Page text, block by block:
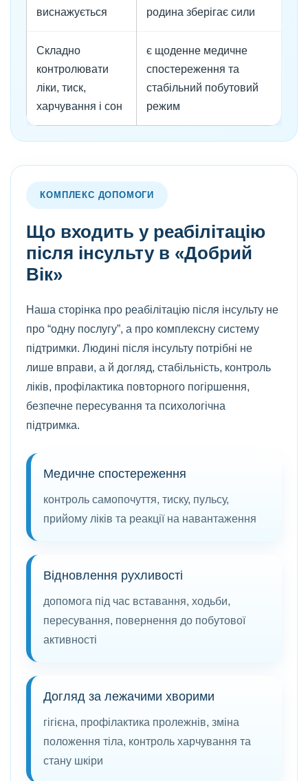
виснажується
родина зберігає сили
Складно
контролювати
ліки, тиск,
харчування і сон
є щоденне медичне
спостереження та
стабільний побутовий
режим
КОМПЛЕКС ДОПОМОГИ
Що входить у реабілітацію
після інсульту в «Добрий
Вік»
Наша сторінка про реабілітацію після інсульту не
про “одну послугу”, а про комплексну систему
підтримки. Людині після інсульту потрібні не
лише вправи, а й догляд, стабільність, контроль
ліків, профілактика повторного погіршення,
безпечне пересування та психологічна
підтримка.
Медичне спостереження
контроль самопочуття, тиску, пульсу,
прийому ліків та реакції на навантаження
Відновлення рухливості
допомога під час вставання, ходьби,
пересування, повернення до побутової
активності
Догляд за лежачими хворими
гігієна, профілактика пролежнів, зміна
положення тіла, контроль харчування та
стану шкіри